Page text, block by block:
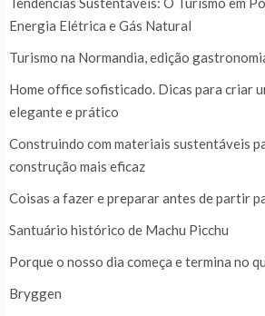
Energia Elétrica e Gás Natural
Turismo na Normandia, edição
Home office sofisticado. Dicas para criar
elegante e prático
Construindo com materiais sustentáveis
construção mais eficaz
Coisas a fazer e preparar antes de partir
Santuário histórico de Machu Picchu
Porque o nosso dia começa e termina no
Bryggen